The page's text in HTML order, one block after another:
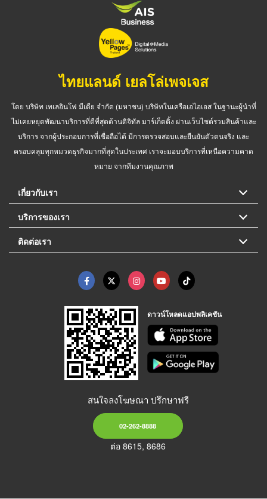
ไทยแลนด์ เยลโล่เพจเจส
โดย บริษัท เทเลอินโฟ มีเดีย จำกัด (มหาชน) บริษัทในเครือเอไอเอส ในฐานะผู้นำที่
ไม่เคยหยุดพัฒนาบริการที่ดีที่สุดด้านดิจิทัล มาร์เก็ตติ้ง ผ่านเว็บไซต์รวมสินค้าและ
บริการ จากผู้ประกอบการที่เชื่อถือได้ มีการตรวจสอบและยืนยันตัวตนจริง และ
ครอบคลุมทุกหมวดธุรกิจมากที่สุดในประเทศ เราจะมอบบริการที่เหนือความคาด
หมาย จากทีมงานคุณภาพ
เกี่ยวกับเรา
บริการของเรา
ติดต่อเรา
ดาวน์โหลดแอปพลิเคชัน
สนใจลงโฆษณา ปรึกษาฟรี
02-262-8888
ต่อ 8615, 8686